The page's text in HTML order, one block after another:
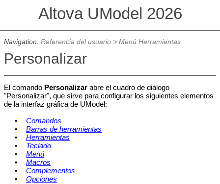
Altova UModel 2026
Navigation: Referencia del usuario> Menú Herramientas
Personalizar
El comando Personalizarabre el cuadro de diálogo
"Personalizar", que sirve para configurar los siguientes elementos
de la interfaz gráfica de UModel:
•
Comandos
•
Barras de herramientas
•
Herramientas
•
Teclado
•
Menú
•
Macros
•
Complementos
•
Opciones